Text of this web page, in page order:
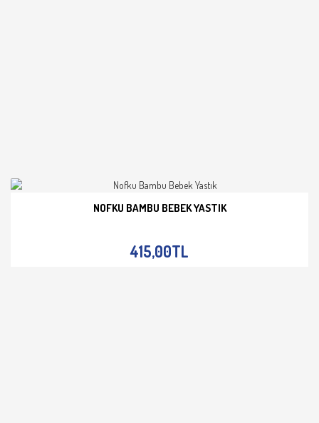
NOFKU BAMBU BEBEK YASTIK
415,00TL